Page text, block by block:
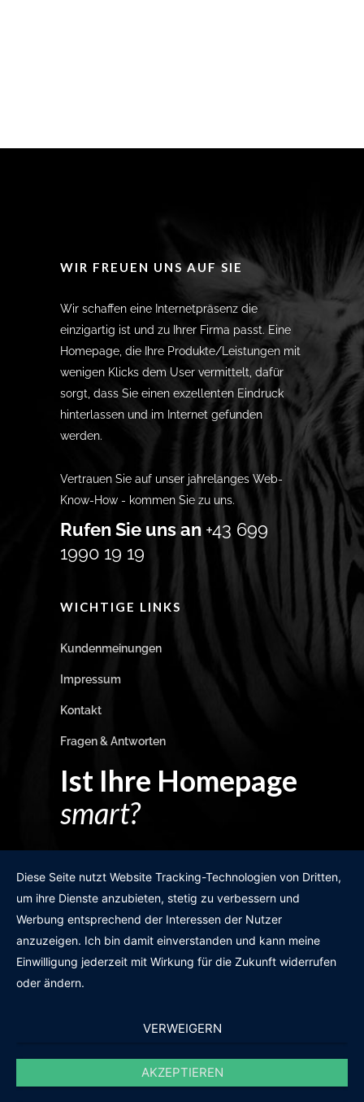
WIR FREUEN UNS AUF SIE
Wir schaffen eine Internetpräsenz die
einzigartig ist und zu Ihrer Firma passt. Eine
Homepage, die Ihre Produkte/Leistungen mit
wenigen Klicks dem User vermittelt, dafür
sorgt, dass Sie einen exzellenten Eindruck
hinterlassen und im Internet gefunden
werden.
Vertrauen Sie auf unser jahrelanges Web-
Know-How - kommen Sie zu uns.
Rufen Sie uns an +43 699
1990 19 19
WICHTIGE LINKS
Kundenmeinungen
Impressum
Kontakt
Fragen & Antworten
Ist Ihre Homepage
smart?
GRATIS WEBSITE-CHECK
des19n.at|iwant@des19n.at
Diese Seite nutzt Website Tracking-Technologien von Dritten,
um ihre Dienste anzubieten, stetig zu verbessern und
Werbung entsprechend der Interessen der Nutzer
anzuzeigen. Ich bin damit einverstanden und kann meine
Einwilligung jederzeit mit Wirkung für die Zukunft widerrufen
oder ändern.
VERWEIGERN
AKZEPTIEREN